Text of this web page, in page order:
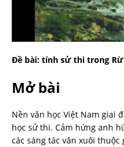
Đề bài: tính sử thi trong
Mở bài
Nền văn học Việt Nam giai
học sử thi. Cảm hứng anh
các sáng tác văn xuôi